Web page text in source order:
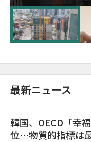
超が「ゾンビ企
最新ニュース
韓国、OECD「幸
位…物質的指標は